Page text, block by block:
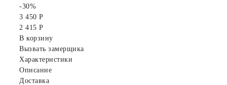
-30%
3 450 Р
2 415 Р
В корзину
Вызвать замерщика
Характеристики
Описание
Доставка